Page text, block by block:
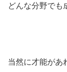
どんな分野でも
当然に才能があ